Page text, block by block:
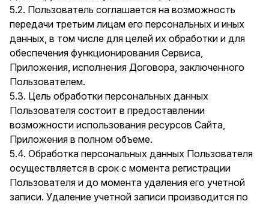
5.2. Пользователь соглашается на возможность
передачи третьим лицам его персональных и иных
данных, в том числе для целей их обработки и для
обеспечения функционирования Сервиса,
Приложения, исполнения Договора, заключенного
Пользователем.
5.3. Цель обработки персональных данных
Пользователя состоит в предоставлении
возможности использования ресурсов Сайта,
Приложения в полном объеме.
5.4. Обработка персональных данных Пользователя
осуществляется в срок с момента регистрации
Пользователя и до момента удаления его учетной
записи. Удаление учетной записи производится по